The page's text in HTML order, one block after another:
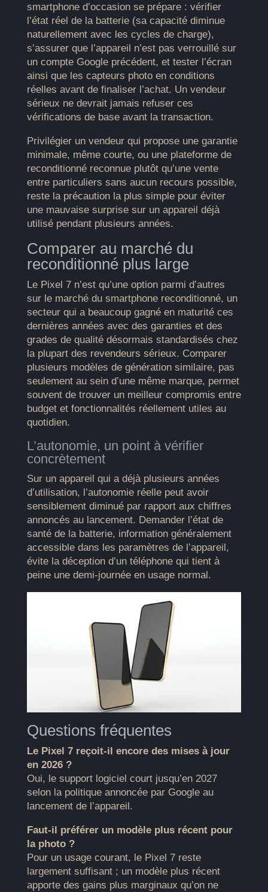
smartphone d’occasion se prépare : vérifier
l’état réel de la batterie (sa capacité diminue
naturellement avec les cycles de charge),
s’assurer que l’appareil n’est pas verrouillé sur
un compte Google précédent, et tester l’écran
ainsi que les capteurs photo en conditions
réelles avant de finaliser l’achat. Un vendeur
sérieux ne devrait jamais refuser ces
vérifications de base avant la transaction.
Privilégier un vendeur qui propose une garantie
minimale, même courte, ou une plateforme de
reconditionné reconnue plutôt qu’une vente
entre particuliers sans aucun recours possible,
reste la précaution la plus simple pour éviter
une mauvaise surprise sur un appareil déjà
utilisé pendant plusieurs années.
Comparer au marché du
reconditionné plus large
Le Pixel 7 n’est qu’une option parmi d’autres
sur le marché du smartphone reconditionné, un
secteur qui a beaucoup gagné en maturité ces
dernières années avec des garanties et des
grades de qualité désormais standardisés chez
la plupart des revendeurs sérieux. Comparer
plusieurs modèles de génération similaire, pas
seulement au sein d’une même marque, permet
souvent de trouver un meilleur compromis entre
budget et fonctionnalités réellement utiles au
quotidien.
L’autonomie, un point à vérifier
concrètement
Sur un appareil qui a déjà plusieurs années
d’utilisation, l’autonomie réelle peut avoir
sensiblement diminué par rapport aux chiffres
annoncés au lancement. Demander l’état de
santé de la batterie, information généralement
accessible dans les paramètres de l’appareil,
évite la déception d’un téléphone qui tient à
peine une demi-journée en usage normal.
Questions fréquentes
Le Pixel 7 reçoit-il encore des mises à jour
en 2026 ?
Oui, le support logiciel court jusqu’en 2027
selon la politique annoncée par Google au
lancement de l’appareil.
Faut-il préférer un modèle plus récent pour
la photo ?
Pour un usage courant, le Pixel 7 reste
largement suffisant ; un modèle plus récent
apporte des gains plus marginaux qu’on ne